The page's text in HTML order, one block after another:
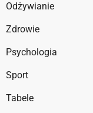
Odżywianie
Zdrowie
Psychologia
Sport
Tabele